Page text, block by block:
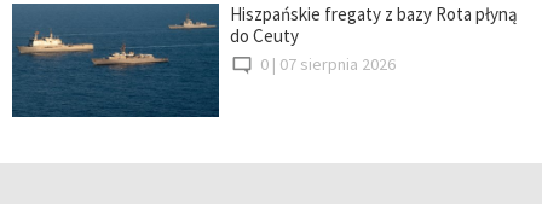
Hiszpańskie fregaty z bazy Rota płyną
do Ceuty
0 | 07 sierpnia 2026